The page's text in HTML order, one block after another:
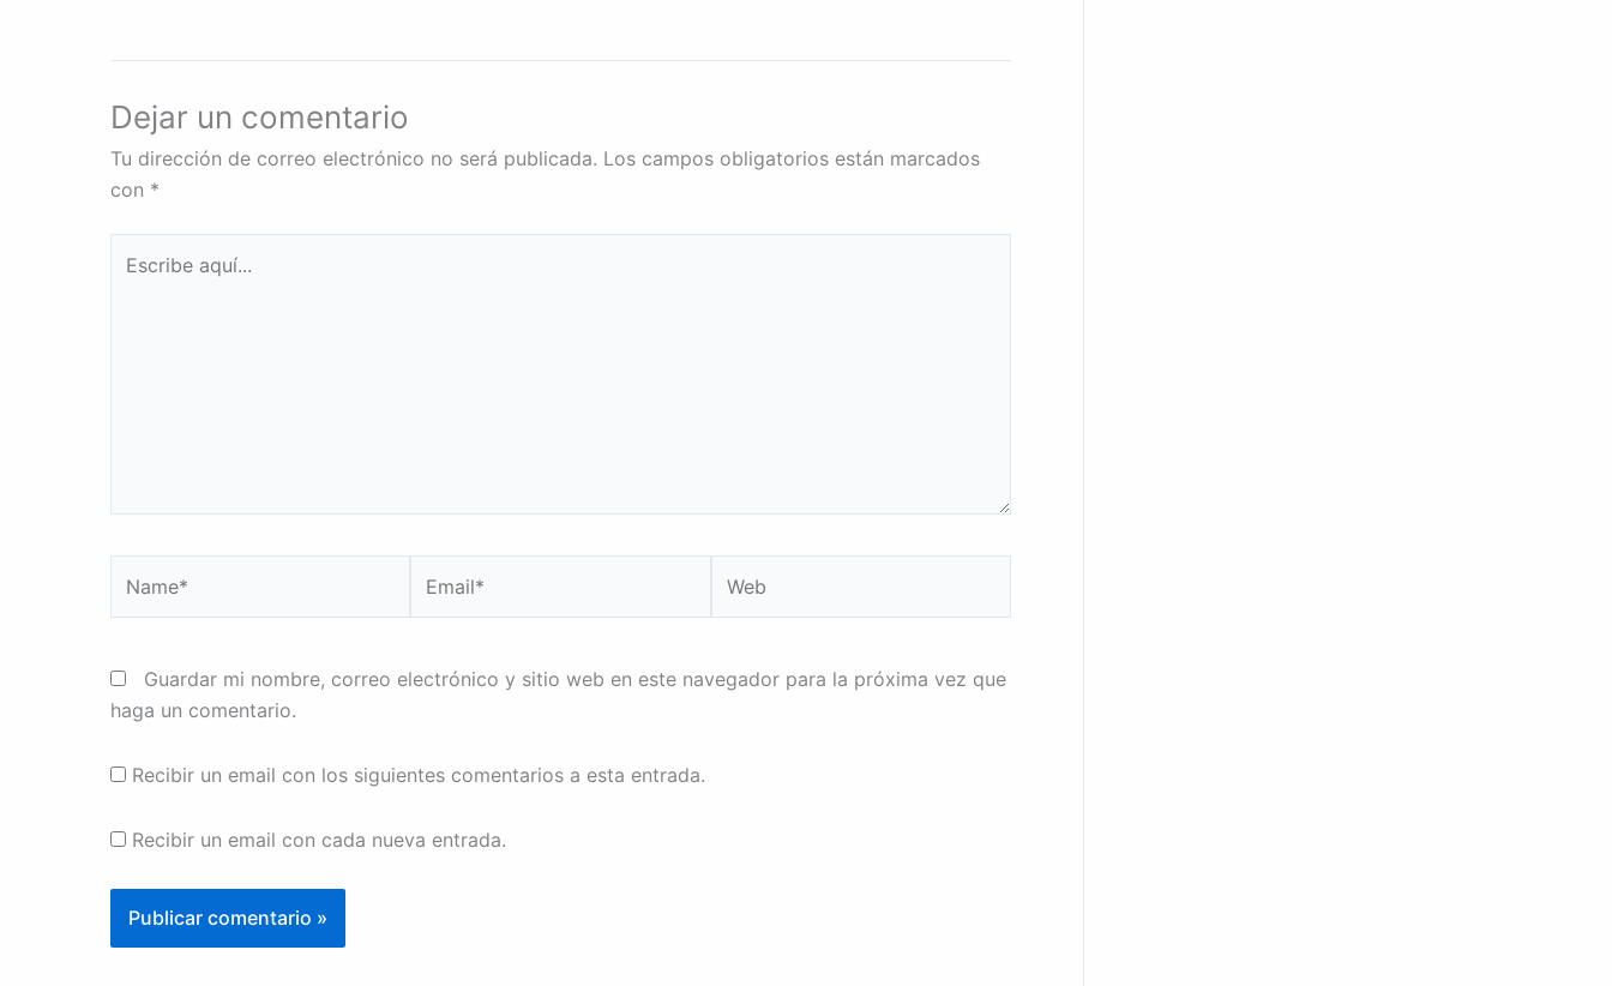
Dejar un comentario
Tu dirección de correo electrónico no será publicada. Los campos obligatorios están marcados
con *
aquí...
Guardar mi nombre, correo electrónico y sitio web en este navegador para la próxima vez que
haga un comentario.
Recibir un email con los siguientes comentarios a esta entrada.
Recibir un email con cada nueva entrada.